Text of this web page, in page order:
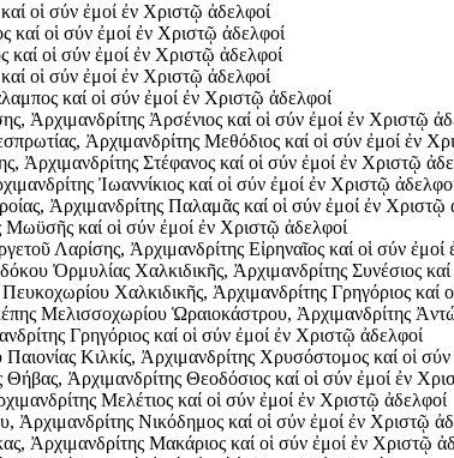
οἱ σύν ἐμοί ἐν Χριστῷ ἀδελφοί
καί οἱ σύν ἐμοί ἐν Χριστῷ ἀδελφοί
οἱ σύν ἐμοί ἐν Χριστῷ ἀδελφοί
οἱ σύν ἐμοί ἐν Χριστῷ ἀδελφοί
καί οἱ σύν ἐμοί ἐν Χριστῷ ἀδελφοί
Ἀρσένιος καί οἱ σύν ἐμοί ἐν Χριστῷ
Ἀρχιμανδρίτης Μεθόδιος καί οἱ σύν ἐμοί ἐν
Στέφανος καί οἱ σύν ἐμοί ἐν Χριστῷ
Ἰωαννίκιος καί οἱ σύν ἐμοί ἐν Χριστῷ
Ἀρχιμανδρίτης Παλαμᾶς καί οἱ σύν ἐμοί ἐν Χριστῷ
καί οἱ σύν ἐμοί ἐν Χριστῷ ἀδελφοί
Λαρίσης, Ἀρχιμανδρίτης Εἰρηναῖος καί οἱ σύν ἐμοί
Ὀρμυλίας Χαλκιδικῆς, Ἀρχιμανδρίτης Συνέσιος καί
Χαλκιδικῆς, Ἀρχιμανδρίτης Γρηγόριος καί
Μελισσοχωρίου Ὡραιοκάστρου, Ἀρχιμανδρίτης
Γρηγόριος καί οἱ σύν ἐμοί ἐν Χριστῷ ἀδελφοί
Κιλκίς, Ἀρχιμανδρίτης Χρυσόστομος καί οἱ
Ἀρχιμανδρίτης Θεοδόσιος καί οἱ σύν ἐμοί ἐν
Μελέτιος καί οἱ σύν ἐμοί ἐν Χριστῷ ἀδελφοί
Νικόδημος καί οἱ σύν ἐμοί ἐν Χριστῷ
Μακάριος καί οἱ σύν ἐμοί ἐν Χριστῷ